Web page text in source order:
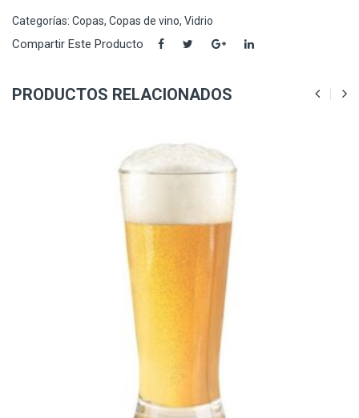
Categorías: Copas, Copas de vino, Vidrio
Compartir Este Producto
PRODUCTOS RELACIONADOS